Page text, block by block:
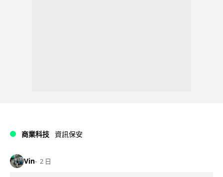
商業科技 資訊保安
Vin 2 日